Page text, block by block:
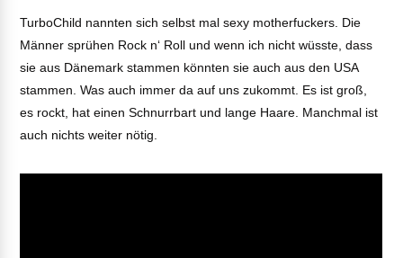
TurboChild nannten sich selbst mal sexy motherfuckers. Die
Männer sprühen Rock n‘ Roll und wenn ich nicht wüsste, dass
sie aus Dänemark stammen könnten sie auch aus den USA
stammen. Was auch immer da auf uns zukommt. Es ist groß,
es rockt, hat einen Schnurrbart und lange Haare. Manchmal ist
auch nichts weiter nötig.